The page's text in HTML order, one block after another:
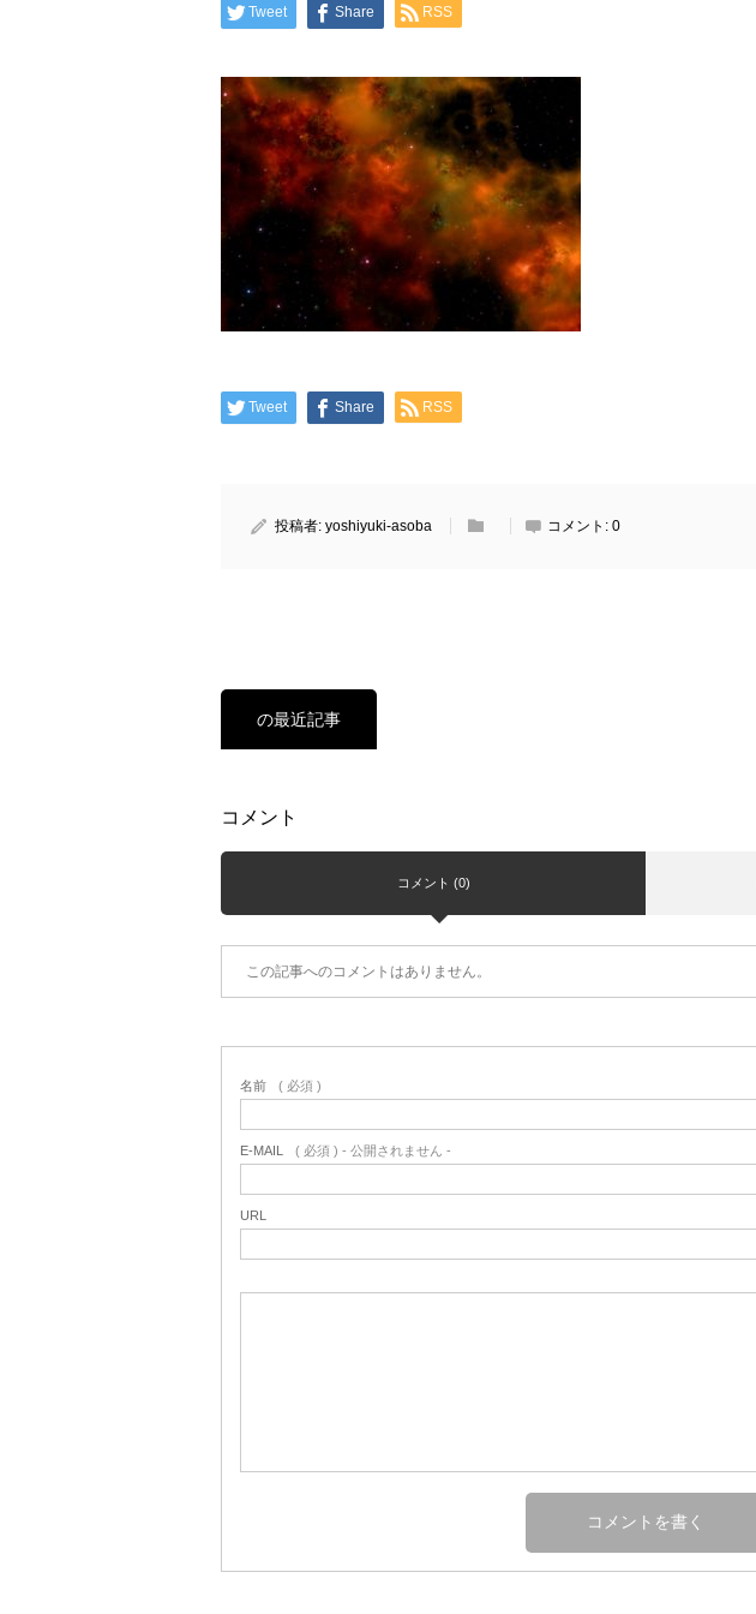
Tweet Share RSS
Tweet Share RSS
投稿者: yoshiyuki-asoba コメント: 0
の最近記事
コメント
コメント (0)
この記事へのコメントはありません。
名前 ( 必須 )
E-MAIL ( 必須 ) - 公開されません -
URL